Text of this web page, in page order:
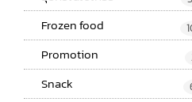
Frozen food
Promotion
Snack